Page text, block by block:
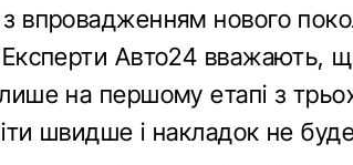
впровадженням нового
Авто24 вважають,
на першому етапі з
швидше і накладок не